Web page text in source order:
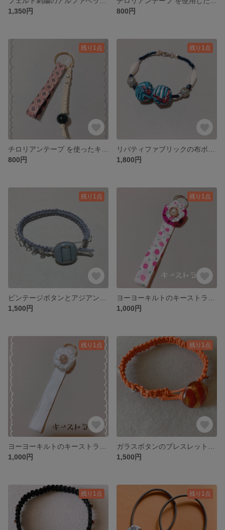
1,350円
800円
残り1点
800円
残り1点
1,800円
残り1点
1,500円
残り1点
1,000円
残り1点
1,000円
残り1点
1,500円
残り1点 残り1点